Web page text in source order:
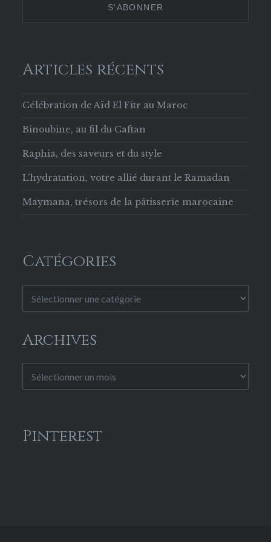
Articles récents
Célébration de Aïd El Fitr au Maroc
Binoubine, au fil du Caftan
Raphia, des saveurs et du style
L’hydratation, votre allié durant le Ramadan
Maymana, trésors de la pâtisserie marocaine
Catégories
Archives
Pinterest